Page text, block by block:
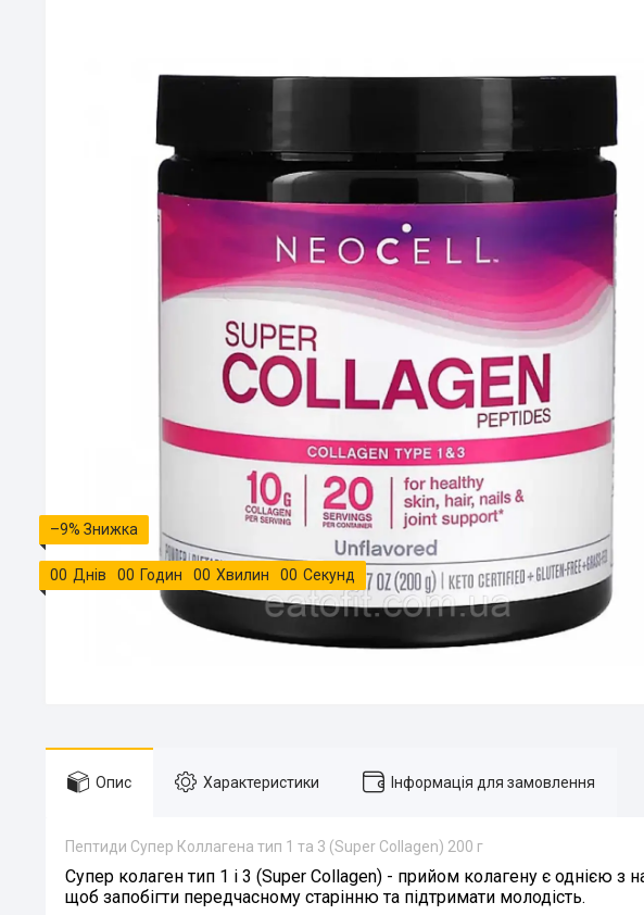
–9%
00 Днів 00 Годин 00 Хвилин 00 Секунд
Опис Характеристики Інформація для замовлення
Пептиди Супер Коллагена тип 1 та 3 (Super Collagen) 200 г
Супер колаген тип 1 і 3 (Super Collagen) - прийом колагену є однією з
щоб запобігти передчасному старінню та підтримати молодість.